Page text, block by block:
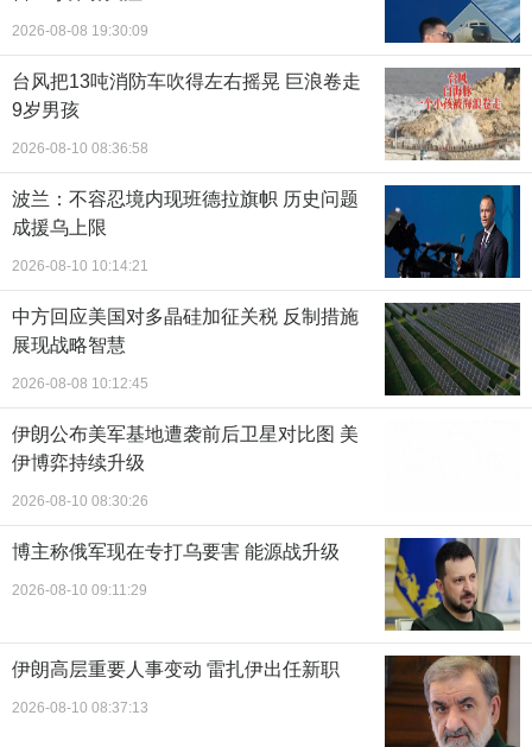
2026-08-08 19:30:09
台风把13吨消防车吹得左右摇晃 巨浪卷走
9岁男孩
2026-08-10 08:36:58
波兰：不容忍境内现班德拉旗帜 历史问题
成援乌上限
2026-08-10 10:14:21
中方回应美国对多晶硅加征关税 反制措施
展现战略智慧
2026-08-08 10:12:45
伊朗公布美军基地遭袭前后卫星对比图 美
伊博弈持续升级
2026-08-10 08:30:26
博主称俄军现在专打乌要害 能源战升级
2026-08-10 09:11:29
伊朗高层重要人事变动 雷扎伊出任新职
2026-08-10 08:37:13